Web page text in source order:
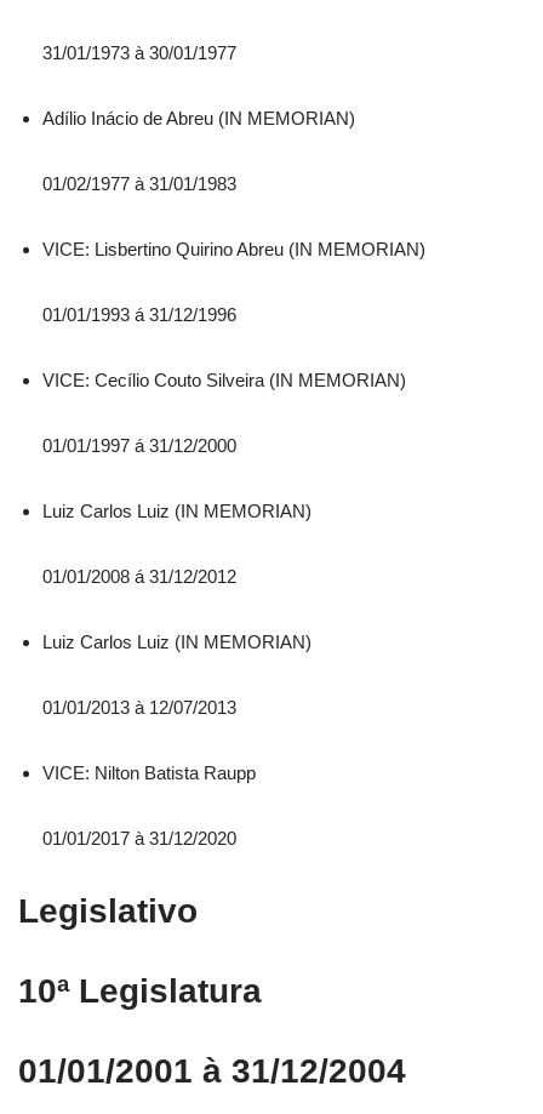
31/01/1973 à 30/01/1977
Adílio Inácio de Abreu (IN MEMORIAN)
01/02/1977 à 31/01/1983
VICE: Lisbertino Quirino Abreu (IN MEMORIAN)
01/01/1993 á 31/12/1996
VICE: Cecílio Couto Silveira (IN MEMORIAN)
01/01/1997 á 31/12/2000
Luiz Carlos Luiz (IN MEMORIAN)
01/01/2008 á 31/12/2012
Luiz Carlos Luiz (IN MEMORIAN)
01/01/2013 à 12/07/2013
VICE: Nilton Batista Raupp
01/01/2017 à 31/12/2020
Legislativo
10ª Legislatura
01/01/2001 à 31/12/2004